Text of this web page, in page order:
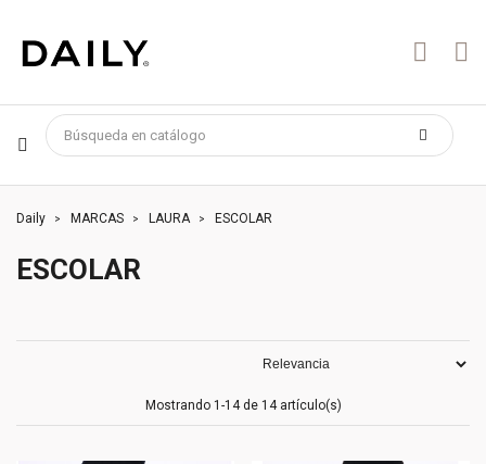
Daily MARCAS LAURA ESCOLAR
ESCOLAR
Mostrando 1-14 de 14 artículo(s)